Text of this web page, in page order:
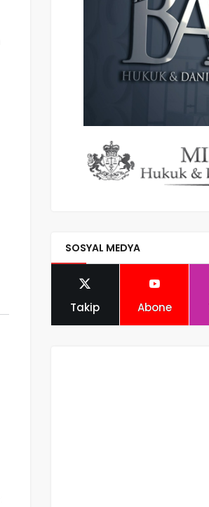
SOSYAL MEDYA
Takip Abone